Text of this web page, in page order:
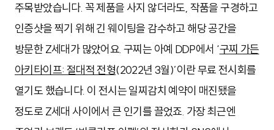
주목받았습니다. 꼭 제품을 사지 않더라도, 작품을 구경하고
인증샷을 찍기 위해 긴 웨이팅을 감수하고 해당 공간을
방문한 Z세대가 많았어요. 구찌는 아예 DDP에서 ‘구찌 가든
아키타이프: 절대적 전형(2022년 3월)’이란 무료 전시회를
열기도 했습니다. 이 전시는 일찌감치 예약이 매진됐을
정도로 Z세대 사이에서 큰 인기를 끌었죠. 가장 최근엔